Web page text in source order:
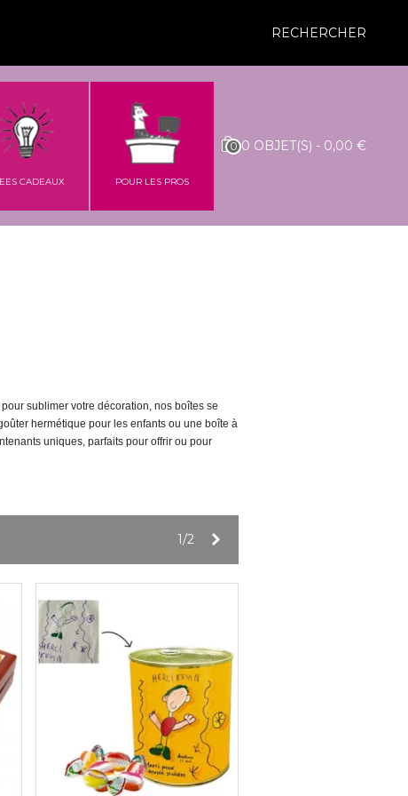
RECHERCHER
CADEAUX POUR LES PROS
0 0 OBJET(S) - 0,00 €
sublimer votre décoration, nos boîtes se
hermétique pour les enfants ou une boîte à
uniques, parfaits pour offrir ou pour
1/2